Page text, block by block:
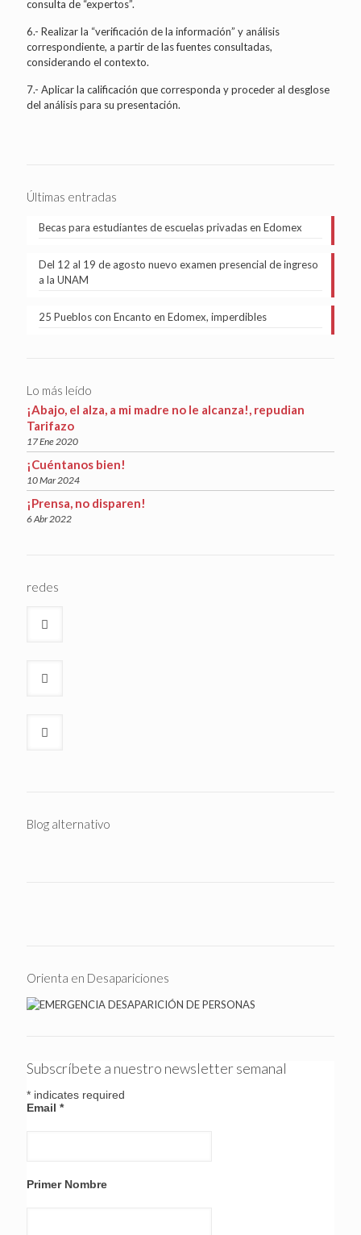
consulta de “expertos”.
6.- Realizar la “verificación de la información” y análisis
correspondiente, a partir de las fuentes consultadas,
considerando el contexto.
7.- Aplicar la calificación que corresponda y proceder al desglose
del análisis para su presentación.
Últimas entradas
Becas para estudiantes de escuelas privadas en Edomex
Del 12 al 19 de agosto nuevo examen presencial de ingreso
a la UNAM
25 Pueblos con Encanto en Edomex, imperdibles
Lo más leído
¡Abajo, el alza, a mi madre no le alcanza!, repudian
Tarifazo
17 Ene 2020
¡Cuéntanos bien!
10 Mar 2024
¡Prensa, no disparen!
6 Abr 2022
redes
Blog alternativo
Orienta en Desapariciones
Subscríbete a nuestro newsletter semanal
* indicates required
Email *
Primer Nombre